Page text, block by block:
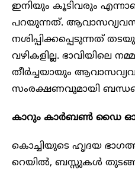
ഇനിയും കൂടിവരും
പറയുന്നത്.
നശിപ്പിക്കപ്പെടുന്നത്
വഴികളില്ല. ഭാവിയിലെ
തീർച്ചയായും
സംരക്ഷണവുമായി
കാറും കാർബൺ ഡൈ
കൊച്ചിയുടെ ഹൃദയ
റെയിൽ, ബസ്സുകൾ